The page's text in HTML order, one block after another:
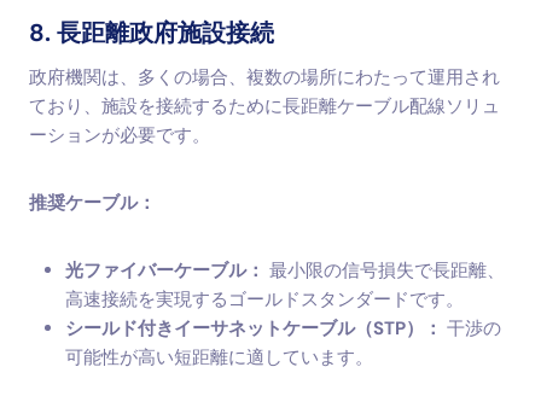
8. 長距離政府施設接続
政府機関は、多くの場合、複数の場所にわたって運用され
ており、施設を接続するために長距離ケーブル配線ソリュ
ーションが必要です。
推奨ケーブル：
光ファイバーケーブル： 最小限の信号損失で長距離、
高速接続を実現するゴールドスタンダードです。
シールド付きイーサネットケーブル（STP）： 干渉の
可能性が高い短距離に適しています。